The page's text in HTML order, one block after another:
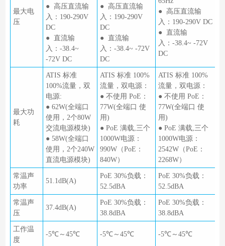
最大电
压
● 高压直流输
入：190-290V
DC
● 直流输
入：-38.4~
-72V DC
● 高压直流输
入：190-290V
DC
● 直流输
入：-38.4~ -72V
DC
● 高压直流输
入：190-290V DC
● 直流输
入：-38.4~ -72V
DC
最大功
耗
ATIS 标准
100%流量，双
电源:
● 62W(全端口
使用，2个80W
交流电源模块)
● 58W(全端口
使用，2个240W
直流电源模块)
ATIS 标准 100%
流量，双电源：
● 不使用 PoE：
77W(全端口 使
用)
● PoE 满载,三个
1000W电源：
990W（PoE：
840W）
ATIS 标准 100%
流量，双电源：
● 不使用 PoE：
77W(全端口 使
用)
● PoE 满载,三个
1000W电源：
2542W（PoE：
2268W）
常温声
功率
51.1dB(A)
PoE 30%负载：
52.5dBA
PoE 30%负载：
52.5dBA
常温声
压
37.4dB(A)
PoE 30%负载：
38.8dBA
PoE 30%负载：
38.8dBA
工作温
度
-5℃～45℃ -5℃～45℃ -5℃～45℃